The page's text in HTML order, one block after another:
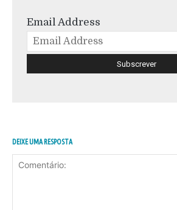
Email Address
DEIXE UMA RESPOSTA